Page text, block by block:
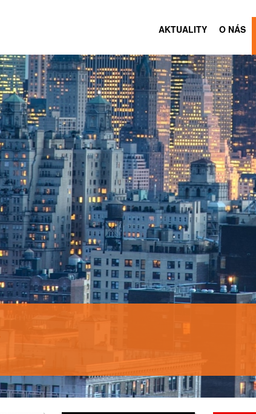
AKTUALITY O NÁS